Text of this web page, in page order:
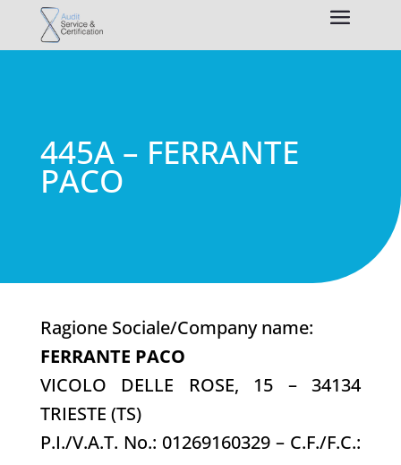
445A – FERRANTE
PACO
Ragione Sociale/Company name:
FERRANTE PACO
VICOLO DELLE ROSE, 15 – 34134
TRIESTE (TS)
P.I./V.A.T. No.: 01269160329 – C.F./F.C.: